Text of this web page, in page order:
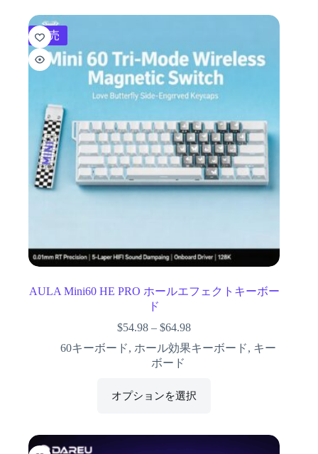
販売
AULA Mini60 HE PRO ホールエフェクトキーボー
ド
$54.98 –$64.98
60キーボード, ホール効果キーボード, キー
ボード
オプションを選択